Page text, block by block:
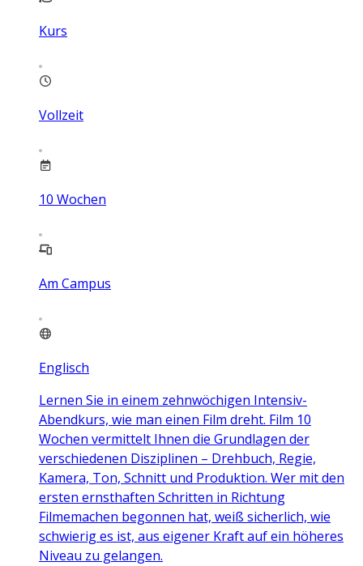
Kurs
Vollzeit
10 Wochen
Am Campus
Englisch
Lernen Sie in einem zehnwöchigen Intensiv-
Abendkurs, wie man einen Film dreht. Film 10
Wochen vermittelt Ihnen die Grundlagen der
verschiedenen Disziplinen – Drehbuch, Regie,
Kamera, Ton, Schnitt und Produktion. Wer mit den
ersten ernsthaften Schritten in Richtung
Filmemachen begonnen hat, weiß sicherlich, wie
schwierig es ist, aus eigener Kraft auf ein höheres
Niveau zu gelangen.